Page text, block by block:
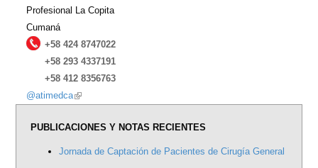
Profesional La Copita
Cumaná
+58 424 8747022
+58 293 4337191
+58 412 8356763
@atimedca(link
external)
PUBLICACIONES Y NOTAS RECIENTES
Jornada de Captación de Pacientes de Cirugía General